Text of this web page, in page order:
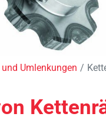
Umlenkungen